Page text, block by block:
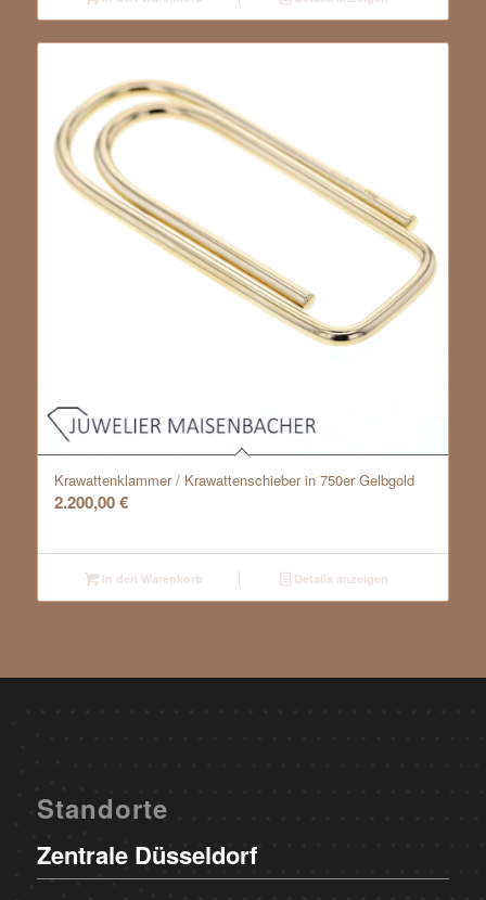
Krawattenklammer / Krawattenschieber in 750er Gelbgold
2.200,00€
In den Warenkorb Details anzeigen
Standorte
Zentrale Düsseldorf